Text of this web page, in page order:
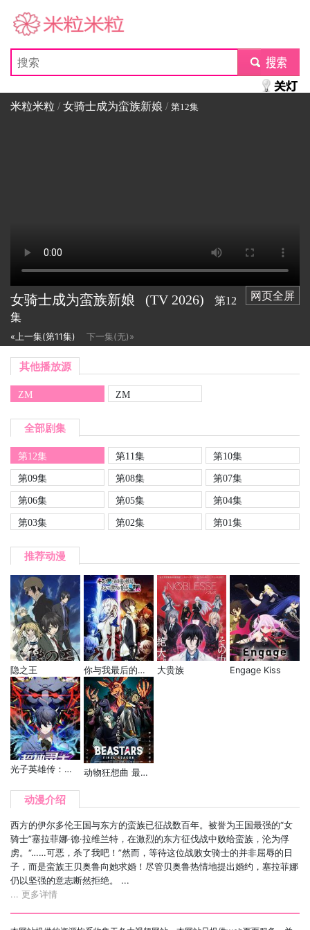
米粒米粒
submit
米粒米粒 /女骑士成为蛮族新娘 / 第12集
网页全屏
女骑士成为蛮族新娘 (TV 2026)
第12
集
«上一集(第11集) 下一集(无)»
其他播放源
ZM ZM
全部剧集
第12集 第11集
第10集
第09集
第08集
第07集
第06集
第05集
第04集
第03集
第02集 第01集
推荐动漫
隐之王 你与我最后的战场，亦或是世界起始的圣战 大贵族 Engage Kiss
光子英雄传：超神灵主 动态漫 动物狂想曲 最终季 第二部分
动漫介绍
西方的伊尔多伦王国与东方的蛮族已征战数百年。被誉为王国最强的“女
骑士”塞拉菲娜·德·拉维兰特，在激烈的东方征伐战中败给蛮族，沦为俘
虏。“……可恶，杀了我吧！”然而，等待这位战败女骑士的并非屈辱的日
子，而是蛮族王贝奥鲁向她求婚！尽管贝奥鲁热情地提出婚约，塞拉菲娜
仍以坚强的意志断然拒绝。 ...
... 更多详情